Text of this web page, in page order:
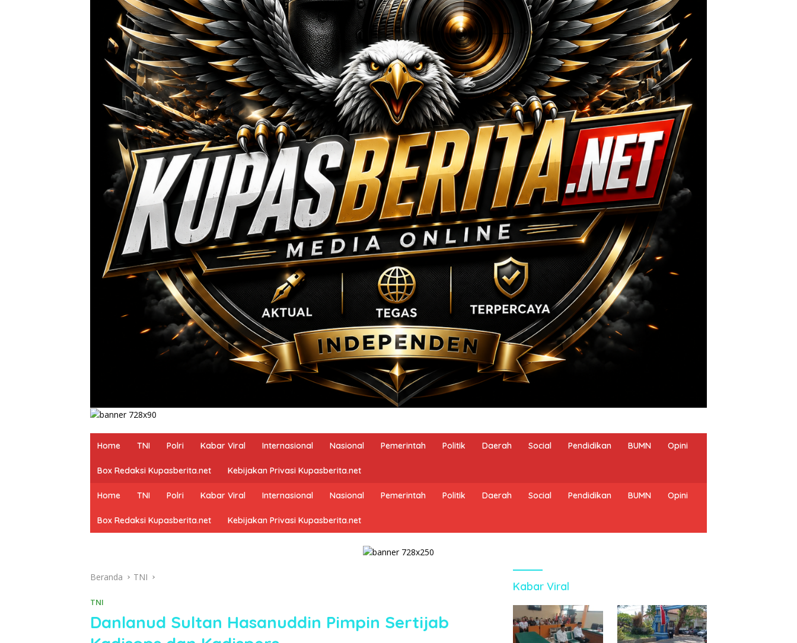
Home TNI Polri Kabar Viral Internasional Nasional Pemerintah Politik Daerah Social Pendidikan BUMN Opini
Box Redaksi Kupasberita.net Kebijakan Privasi Kupasberita.net
Home TNI Polri Kabar Viral Internasional Nasional Pemerintah Politik Daerah Social Pendidikan BUMN Opini
Box Redaksi Kupasberita.net Kebijakan Privasi Kupasberita.net
Beranda TNI
TNI
Danlanud Sultan Hasanuddin Pimpin Sertijab
Kabar Viral